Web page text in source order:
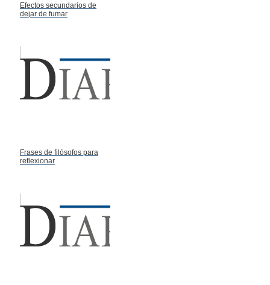
Efectos secundarios de
dejar de fumar
Frases de filósofos para
reflexionar